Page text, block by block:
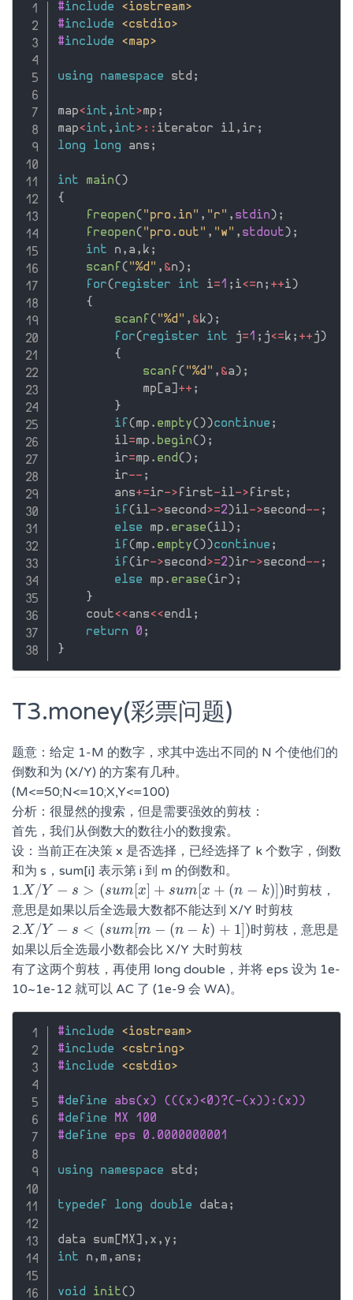
#include
<iostream>
#include
<cstdio>
#include <map>
using namespace std ;
map<int , int>mp ;
map<int , int> :: iterator il , ir ;
long
long ans ;
int main( )
{
freopen( "pro.in" , "r" , stdin ) ;
freopen( "pro.out" , "w" , stdout ) ;
int n , a , k ;
scanf ( "%d" , &n ) ;
for( register int i=1 ; i<=n ; ++i )
{
scanf ( "%d" , & k ) ;
for( register int j=1 ; j<= k ; ++ j )
{
scanf ( "%d" , &a ) ;
            mp
a ++ ;
}
if ( mp . empty( ) )continue ;
        il
=mp . begin( ) ;
        ir
=mp . end ( ) ;
        ir
-- ;
        ans
+=ir-> first-il-> first ;
if ( il->second >=2 )il->second -- ;
else mp . erase( il ) ;
if ( mp . empty( ) )continue ;
if ( ir->second >=2 )ir->second -- ;
else mp . erase( ir ) ;
}
    cout
<<ans<<endl ;
return
0 ;
}
T3.money(彩票问题)
题意：给定 1-M 的数字，求其中选出不同的 N 个使他们的
倒数和为 (X/Y) 的方案有几种。
(M<=50;N<=10;X,Y<=100)
分析：很显然的搜索，但是需要强效的剪枝：
首先，我们从倒数大的数往小的数搜索。
设：当前正在决策 x 是否选择，已经选择了 k 个数字，倒数
和为 s，sum[i] 表示第 i 到 m 的倒数和。
1.X /Y − s > (sum [x] + sum [x + (n − k)])
X/ Y− s> sum x]+sum[ x+( n−k)] )
时剪枝，
意思是如果以后全选最大数都不能达到 X/Y 时剪枝
2.X /Y − s < (sum [m − (n − k) + 1])
X/ Y− s< sum m−(n−k) +1 ])
时剪枝，意思是
如果以后全选最小数都会比 X/Y 大时剪枝
有了这两个剪枝，再使用 long double，并将 eps 设为 1e-
10~1e-12 就可以 AC 了 (1e-9 会 WA)。
#include
<iostream>
#include
<cstring>
#include <cstdio>
#define abs(x) (((x)<0)?(-(x)):(x))
#define MX 100
#define eps 0.0000000001
using namespace std ;
typedef long double data ;
data sum [MX] , x , y ;
int n , m , ans ;
void init()